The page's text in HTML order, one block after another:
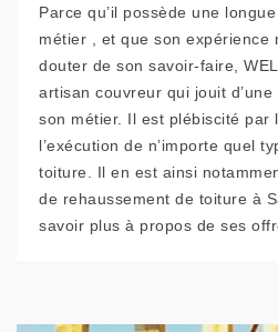
Parce qu’il possède une
métier , et que son expérience
douter de son savoir-faire,
artisan couvreur qui jouit
son métier. Il est plébiscité par
l’exécution de n’importe quel
toiture. Il en est ainsi
de rehaussement de toiture à
savoir plus à propos de ses